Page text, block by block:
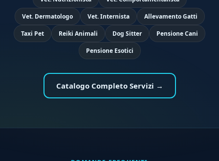
Vet. Dermatologo Vet. Internista Allevamento Gatti
Taxi Pet Reiki Animali Dog Sitter Pensione Cani
Pensione Esotici
Catalogo Completo Servizi →